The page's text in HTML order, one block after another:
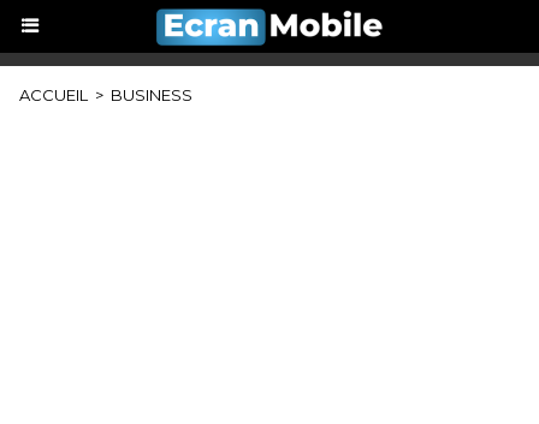
ACCUEIL > BUSINESS